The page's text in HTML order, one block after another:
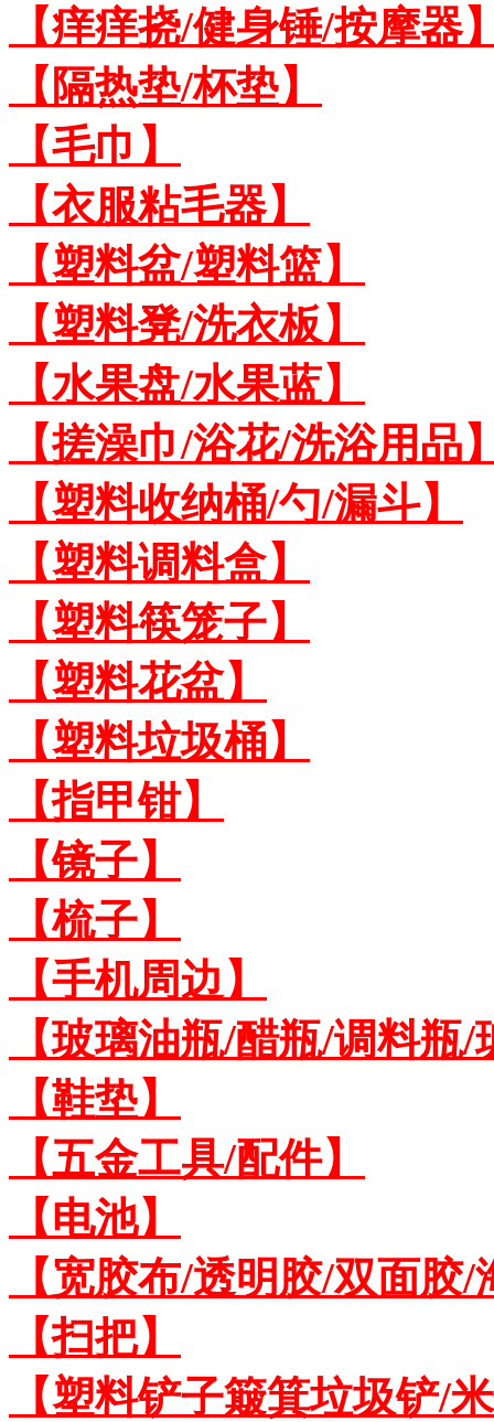
【痒痒挠/健身锤/按摩器
【隔热垫/杯垫】
【毛巾】
【衣服粘毛器】
【塑料盆/塑料篮】
【塑料凳/洗衣板】
【水果盘/水果蓝】
【搓澡巾/浴花/洗浴用品
【塑料收纳桶/勺/漏斗】
【塑料调料盒】
【塑料筷笼子】
【塑料花盆】
【塑料垃圾桶】
【指甲钳】
【镜子】
【梳子】
【手机周边】
【玻璃油瓶/醋瓶/调料瓶
【鞋垫】
【五金工具/配件】
【电池】
【宽胶布/透明胶/双面胶
【扫把】
【塑料铲子簸箕垃圾铲/